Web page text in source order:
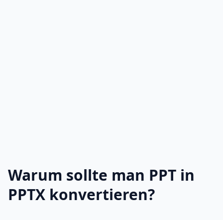
Warum sollte man PPT in
PPTX konvertieren?